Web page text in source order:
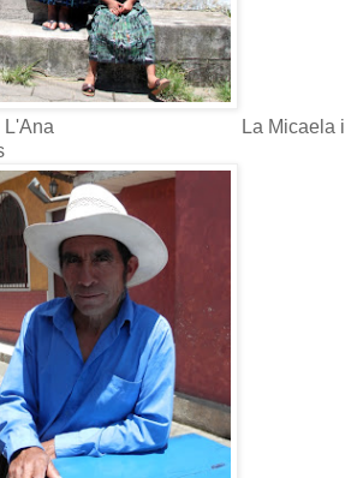
La Micaela i
Dolores